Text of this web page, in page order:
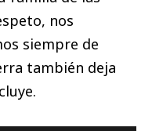
nos
siempre de
también deja